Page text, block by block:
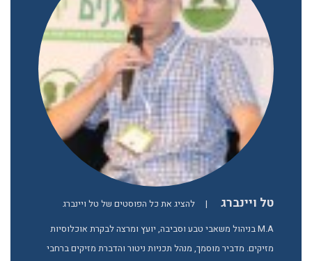
טל ויינברג |
להציג את כל הפוסטים של טל ויינברג
M.A בניהול משאבי טבע וסביבה, יועץ ומרצה לבקרת אוכלוסיות
מזיקים. מדביר מוסמך, מנהל תכניות ניטור והדברת מזיקים ברחבי